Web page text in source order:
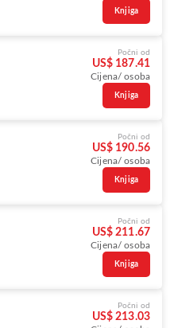
Knjiga
Počni od
US$ 187.41
Cijena/ osoba
Knjiga
Počni od
US$ 190.56
Cijena/ osoba
Knjiga
Počni od
US$ 211.67
Cijena/ osoba
Knjiga
Počni od
US$ 213.03